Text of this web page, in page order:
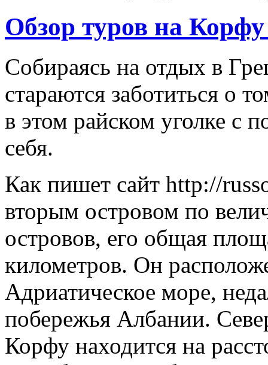
Обзор туров на
Собираясь на отдых в
стараются заботиться о
в этом райском уголке с
себя.
Как пишет сайт http://
вторым островом по
островов, его общая
километров. Он
Адриатическое море,
побережья Албании.
Корфу находится на